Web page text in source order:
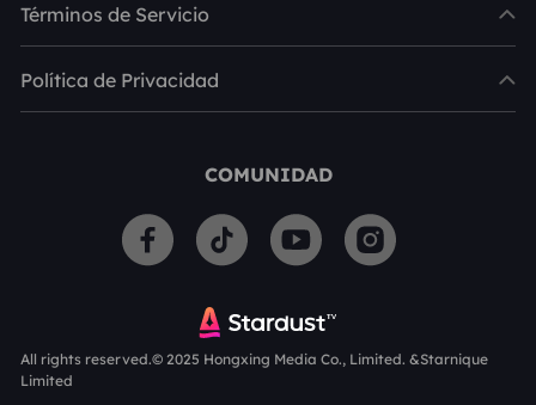
Términos de Servicio
Política de Privacidad
COMUNIDAD
All rights reserved.© 2025 Hongxing Media Co., Limited. &Starnique
Limited